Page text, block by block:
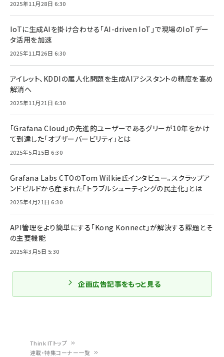
Think ITトップ
連載・特集コーナー一覧
2025年11月28日 6:30
IoTに生成AIを掛け合わせる「AI-driven IoT」で現場のIoTデー
タ活用を加速
2025年11月26日 6:30
アイレット、KDDIの属人化問題を生成AIアシスタントの精度を高め
解消へ
2025年11月21日 6:30
「Grafana Cloud」の先進的ユーザーであるグリーが10年をかけ
て到達した「オブザーバービリティ」とは
2025年5月15日 6:30
Grafana Labs CTOのTom Wilkie氏インタビュー。スクラップア
ンドビルドから産まれた「トラブルシューティングの民主化」とは
2025年4月21日 6:30
API管理をより簡単にする「Kong Konnect」が解決する課題とそ
の主要機能
2025年3月5日 5:30
企画広告記事をもっと見る